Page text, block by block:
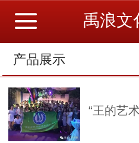
禹浪文
产品展示
“王的艺